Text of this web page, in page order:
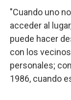
"Cuando uno
acceder al
puede hacer
con los
personales;
1986, cuando